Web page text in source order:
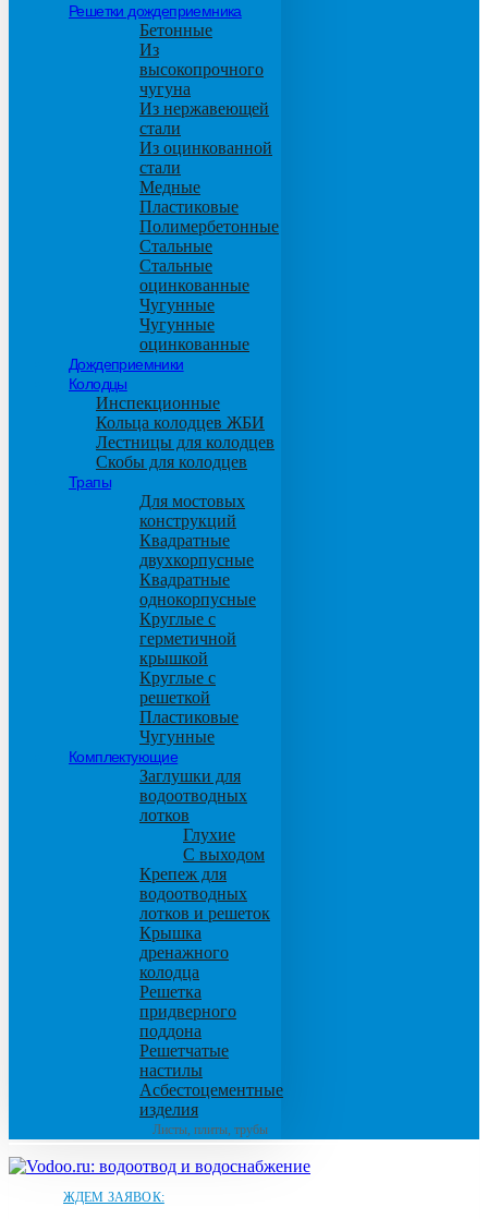
Решетки дождеприемника
Бетонные
Из
высокопрочного
чугуна
Из нержавеющей
стали
Из оцинкованной
стали
Медные
Пластиковые
Полимербетонные
Стальные
Стальные
оцинкованные
Чугунные
Чугунные
оцинкованные
Дождеприемники
Колодцы
Инспекционные
Кольца колодцев ЖБИ
Лестницы для колодцев
Скобы для колодцев
Трапы
Для мостовых
конструкций
Квадратные
двухкорпусные
Квадратные
однокорпусные
Круглые с
герметичной
крышкой
Круглые с
решеткой
Пластиковые
Чугунные
Комплектующие
Заглушки для
водоотводных
лотков
Глухие
С выходом
Крепеж для
водоотводных
лотков и решеток
Крышка
дренажного
колодца
Решетка
придверного
поддона
Решетчатые
настилы
Асбестоцементные
изделия
Листы, плиты, трубы
ЖДЕМ ЗАЯВОК: